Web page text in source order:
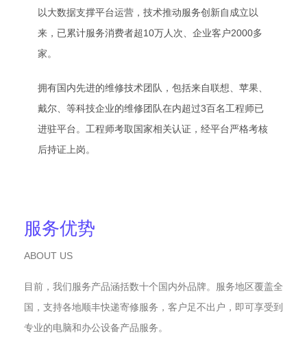
以大数据支撑平台运营，技术推动服务创新自成立以
来，已累计服务消费者超10万人次、企业客户2000多
家。
拥有国内先进的维修技术团队，包括来自联想、苹果、
戴尔、等科技企业的维修团队在内超过3百名工程师已
进驻平台。工程师考取国家相关认证，经平台严格考核
后持证上岗。
服务优势
ABOUT US
目前，我们服务产品涵括数十个国内外品牌。服务地区覆盖全
国，支持各地顺丰快递寄修服务，客户足不出户，即可享受到
专业的电脑和办公设备产品服务。